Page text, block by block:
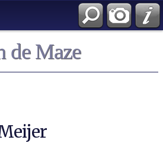
de Maze